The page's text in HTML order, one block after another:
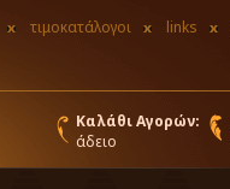
τιμοκατάλογοι links
Καλάθι Αγορών:
άδειο